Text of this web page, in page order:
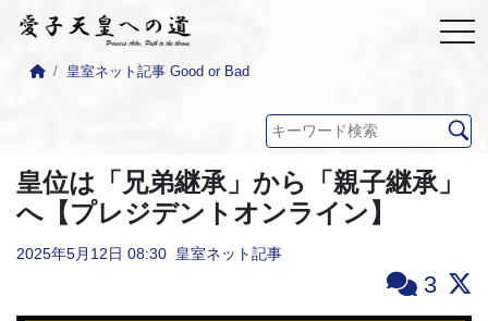
皇室ネット記事 Good or Bad
皇位は「兄弟継承」から「親子継承」
へ【プレジデントオンライン】
2025年5月12日 08:30 皇室ネット記事
3